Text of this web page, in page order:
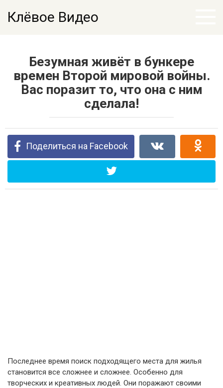
Клёвое Видео
Безумная живёт в бункере
времен Второй мировой войны.
Вас поразит то, что она с ним
сделала!
Поделиться на Facebook
Последнее время поиск подходящего места для жилья
становится все сложнее и сложнее. Особенно для
творческих и креативных людей. Они поражают своими